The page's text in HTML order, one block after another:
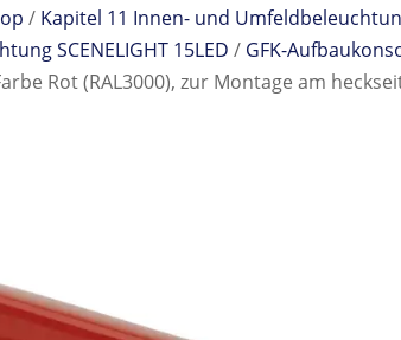
/ Kapitel 11 Innen- und
SCENELIGHT 15LED / GFK-
Rot (RAL3000), zur Montage am